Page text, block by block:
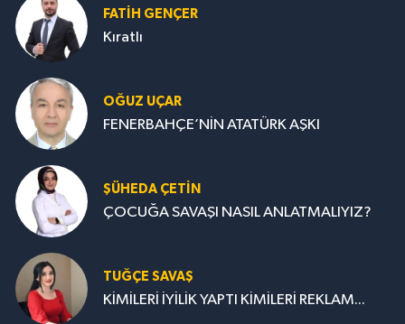
FATIH GENÇER
Kıratlı
OĞUZ UÇAR
FENERBAHÇE’NİN ATATÜRK AŞKI
ŞÜHEDA ÇETİN
ÇOCUĞA SAVAŞI NASIL ANLATMALIYIZ?
TUĞÇE SAVAŞ
KİMİLERİ İYİLİK YAPTI KİMİLERİ REKLAM...